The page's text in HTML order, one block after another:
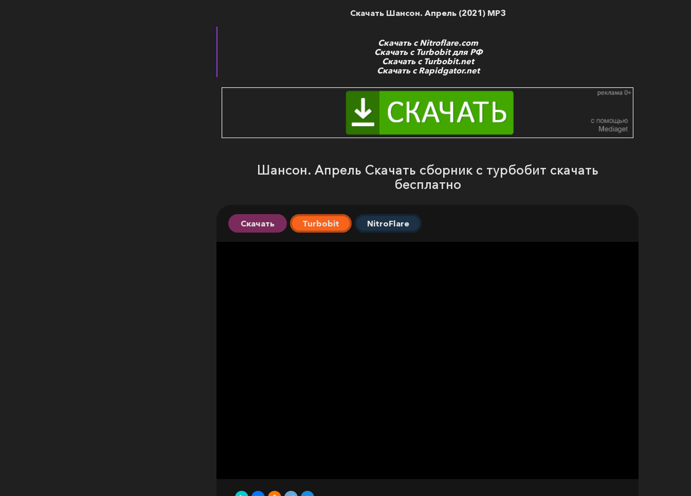
Скачать Шансон. Апрель (2021) MP3
Скачать с Nitroflare.com
Скачать с Turbobit для РФ
Скачать с Turbobit.net
Скачать с Rapidgator.net
Шансон. Апрель Скачать сборник с турбобит скачать
бесплатно
Скачать Turbobit NitroFlare